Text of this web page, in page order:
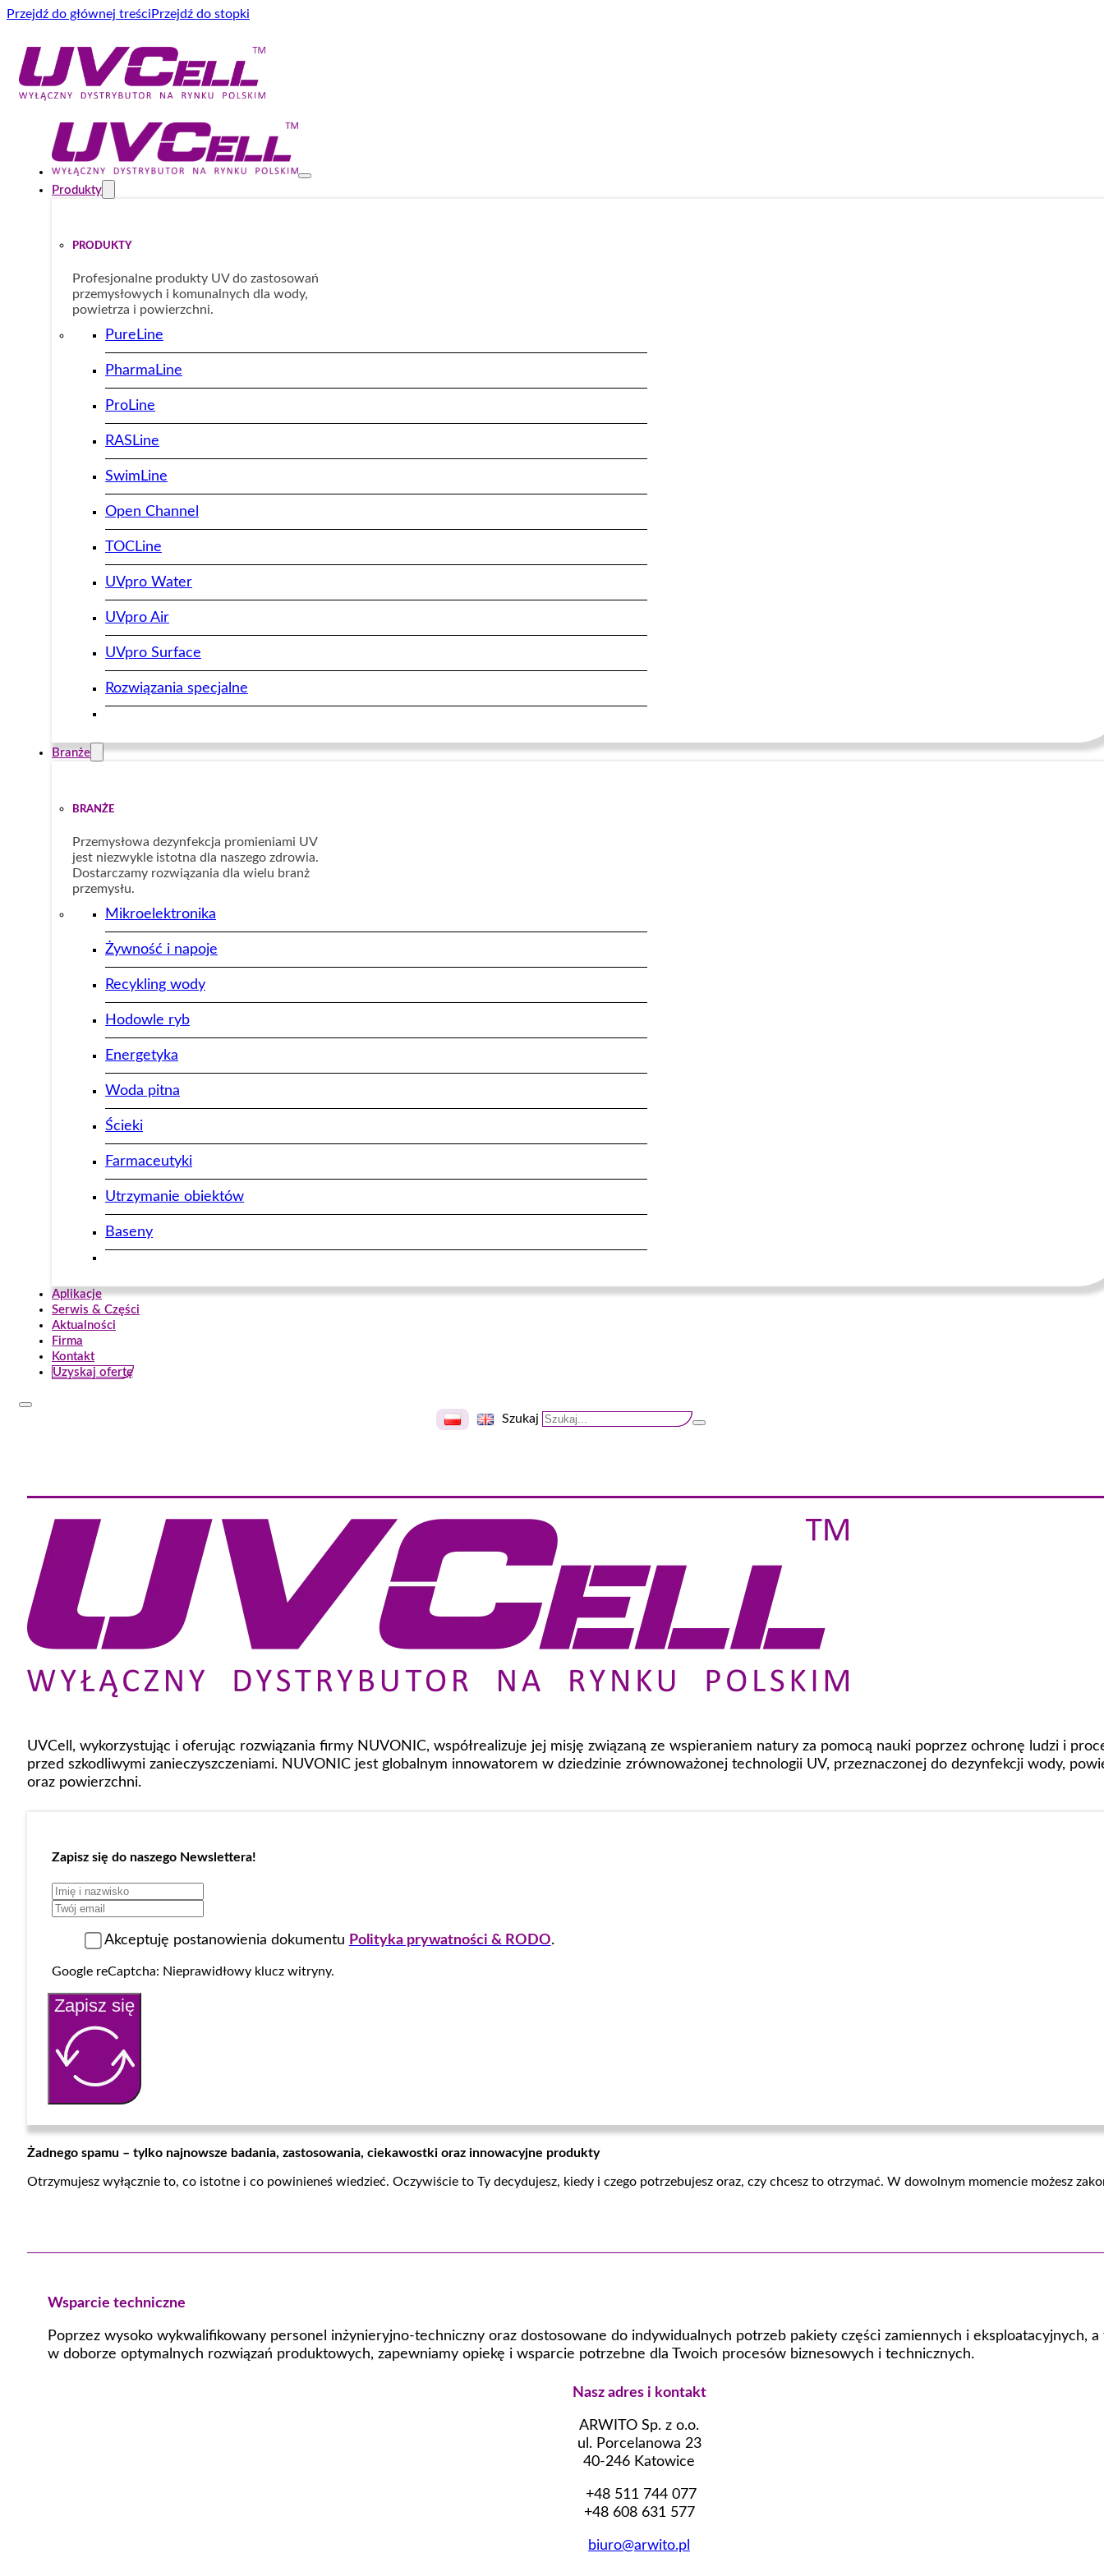
Przejdź do głównej treści Przejdź do stopki
Produkty
PRODUKTY
Profesjonalne produkty UV do zastosowań
przemysłowych i komunalnych dla wody,
powietrza i powierzchni.
PureLine
PharmaLine
ProLine
RASLine
SwimLine
Open Channel
TOCLine
UVpro Water
UVpro Air
UVpro Surface
Rozwiązania specjalne
Branże
BRANŻE
Przemysłowa dezynfekcja promieniami UV
jest niezwykle istotna dla naszego zdrowia.
Dostarczamy rozwiązania dla wielu branż
przemysłu.
Mikroelektronika
Żywność i napoje
Recykling wody
Hodowle ryb
Energetyka
Woda pitna
Ścieki
Farmaceutyki
Utrzymanie obiektów
Baseny
Aplikacje
Serwis & Części
Aktualności
Firma
Kontakt
Uzyskaj ofertę
Szukaj
UVCell, wykorzystując i oferując rozwiązania firmy NUVONIC, współrealizuje jej misję związaną ze wspieraniem natury za pomocą nauki poprzez ochronę ludzi i
przed szkodliwymi zanieczyszczeniami. NUVONIC jest globalnym innowatorem w dziedzinie zrównoważonej technologii UV, przeznaczonej do dezynfekcji wody,
oraz powierzchni.
Zapisz się do naszego Newslettera!
Akceptuję postanowienia dokumentu Polityka prywatności & RODO.
Google reCaptcha: Nieprawidłowy klucz witryny.
Zapisz się
Żadnego spamu – tylko najnowsze badania, zastosowania, ciekawostki oraz innowacyjne produkty
Otrzymujesz wyłącznie to, co istotne i co powinieneś wiedzieć. Oczywiście to Ty decydujesz, kiedy i czego potrzebujesz oraz, czy chcesz to otrzymać. W dowolnym momencie możesz
Wsparcie techniczne
Poprzez wysoko wykwalifikowany personel inżynieryjno-techniczny oraz dostosowane do indywidualnych potrzeb pakiety części zamiennych i eksploatacyjnych, a
w doborze optymalnych rozwiązań produktowych, zapewniamy opiekę i wsparcie potrzebne dla Twoich procesów biznesowych i technicznych.
Nasz adres i kontakt
ARWITO Sp. z o.o.
ul. Porcelanowa 23
40-246 Katowice
+48 511 744 077
+48 608 631 577
biuro@arwito.pl